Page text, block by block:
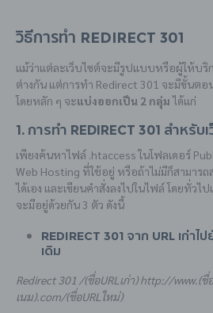
วิธีการทำ Redirect 301
แม้ว่าแต่ละเว็บไซต์จะมีรูปแบบหรือผู้ให้บริ
ต่างกัน แต่การทำ Redirect 301 จะมีขั้นต
โดยหลัก ๆ จะแบ่งออกเป็น 2 กลุ่มได้แก่
1. การทำ Redirect 301 สำหรับเ
เพียงค้นหาไฟล์ .htaccess ในโฟลเดอร์
Web Hosting ที่ใช้อยู่ หรือถ้าไม่มีก็สามารถ
ได้เอง และเขียนคำสั่งลงไปในไฟล์ โดยทั่วไ
จะมีอยู่ด้วยกัน 3 ตัว ดังนี้
Redirect 301 จาก URL เก่าไปยั
เดิม
Redirect 301 /(ชื่อURLเก่า)http://www.(ชื่
เนม).com/(ชื่อURLใหม่)